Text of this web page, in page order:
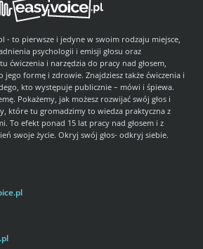
- to pierwsze i jedyne w swoim rodzaju miejsce,
psychologii i emisji głosu oraz
ćwiczenia i narzędzia do pracy nad głosem,
jego formę i zdrowie. Znajdziesz także ćwiczenia i
kto występuje publicznie – mówi i śpiewa.
Pokażemy, jak możesz rozwijać swój głos i
które tu gromadzimy to wiedza praktyczna z
To efekt ponad 15 lat pracy nad głosem i z
swoje życie. Okryj swój głos- odkryj siebie.